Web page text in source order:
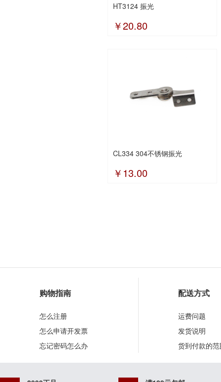
HT3124 振光
￥20.80
CL334 304不锈钢振光
￥13.00
购物指南
怎么注册
怎么申请开发票
忘记密码怎么办
配送方式
运费问题
发货说明
货到付款的